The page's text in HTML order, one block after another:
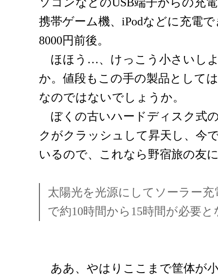
携帯ゲーム機、iPodなどに充電
8000円前後。
ほほう…、けっこう小さいし
か。値段もこの手の製品として
なのではないでしょうか。
ぼくの古いハードディスク式
クがクラッシュして昇天し、今
いるので、これなら野宿旅の友
太陽光を光源にしてソーラー
で約10時間から15時間が必要と
ああ、やはりここまで筐体が